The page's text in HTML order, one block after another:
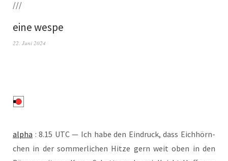
///
eine wespe
22. Juni 2024
alpha : 8.15 UTC — Ich habe den Ein­druck, dass Eich­hörn­
chen in der som­mer­li­chen Hit­ze gern weit oben in den